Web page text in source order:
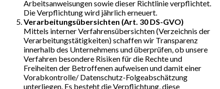
Arbeitsanweisungen sowie dieser Richtlinie verpflichtet.
Die Verpflichtung wird jährlich erneuert.
Verarbeitungsübersichten (Art. 30 DS-GVO)
Mittels interner Verfahrensübersichten (Verzeichnis der
Verarbeitungstätigkeiten) schaffen wir Transparenz
innerhalb des Unternehmens und überprüfen, ob unsere
Verfahren besondere Risiken für die Rechte und
Freiheiten der Betroffenen aufweisen und damit einer
Vorabkontrolle/ Datenschutz-Folgeabschätzung
unterliegen. Es besteht die Verpflichtung, diese